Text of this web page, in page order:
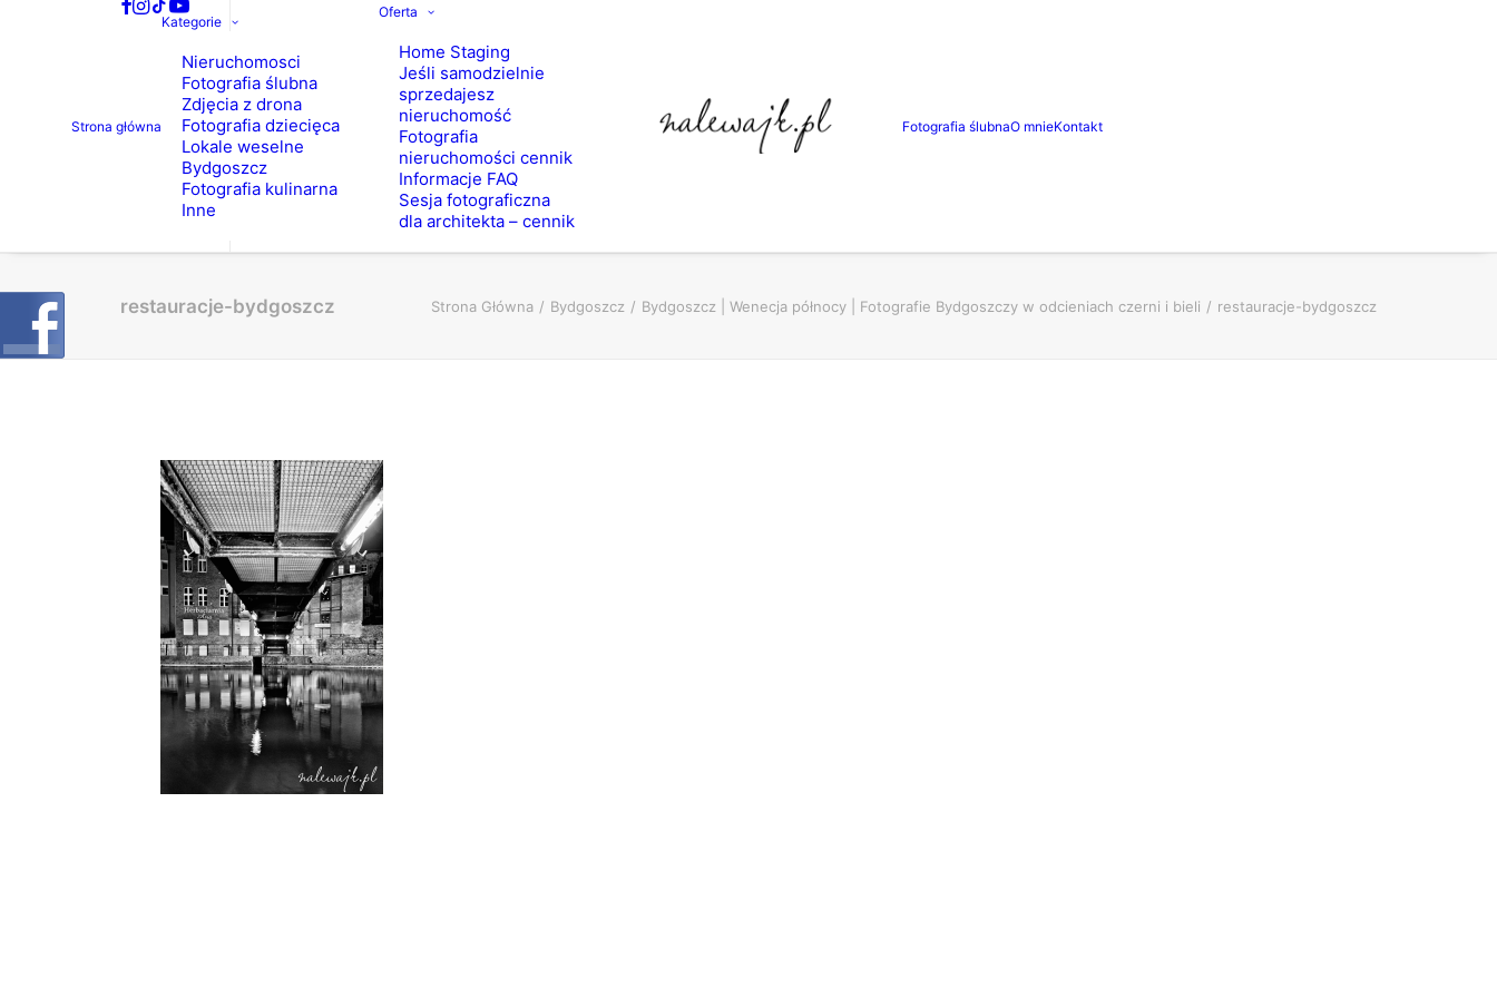
Strona główna
Kategorie
Nieruchomosci
Fotografia ślubna
Zdjęcia z drona
Fotografia dziecięca
Lokale weselne
Bydgoszcz
Fotografia kulinarna
Inne
Oferta
Home Staging
Jeśli samodzielnie
sprzedajesz
nieruchomość
Fotografia
nieruchomości cennik
Informacje FAQ
Sesja fotograficzna
dla architekta – cennik
Fotografia ślubnaO mnieKontakt
restauracje-bydgoszcz Strona Główna Bydgoszcz Bydgoszcz | Wenecja północy | Fotografie Bydgoszczy w odcieniach czerni i bieli restauracje-bydgoszcz